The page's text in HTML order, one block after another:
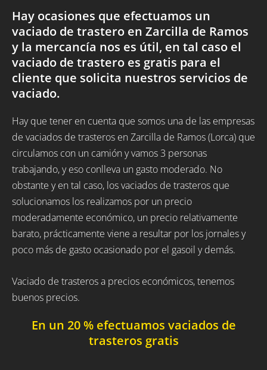
Hay ocasiones que efectuamos un
vaciado de trastero en Zarcilla de Ramos
y la mercancía nos es útil, en tal caso el
vaciado de trastero es gratis para el
cliente que solicita nuestros servicios de
vaciado.
Hay que tener en cuenta que somos una de las empresas
de vaciados de trasteros en Zarcilla de Ramos (Lorca) que
circulamos con un camión y vamos 3 personas
trabajando, y eso conlleva un gasto moderado. No
obstante y en tal caso, los vaciados de trasteros que
solucionamos los realizamos por un precio
moderadamente económico, un precio relativamente
barato, prácticamente viene a resultar por los jornales y
poco más de gasto ocasionado por el gasoil y demás.
Vaciado de trasteros a precios económicos, tenemos
buenos precios.
En un 20 % efectuamos vaciados de
trasteros gratis